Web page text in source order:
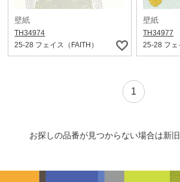
壁紙
TH34974
25-28 フェイス（FAITH）
壁紙
TH34977
25-28 フェ
1
お探しの品番が見つからない場合は新